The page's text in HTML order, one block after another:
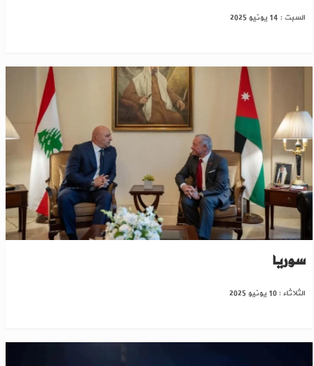
السبت : 14 يونيو 2025
الأردن ولبنان يؤكدان ضرورة الحفاظ على استقرار
سوريا
الثلاثاء : 10 يونيو 2025